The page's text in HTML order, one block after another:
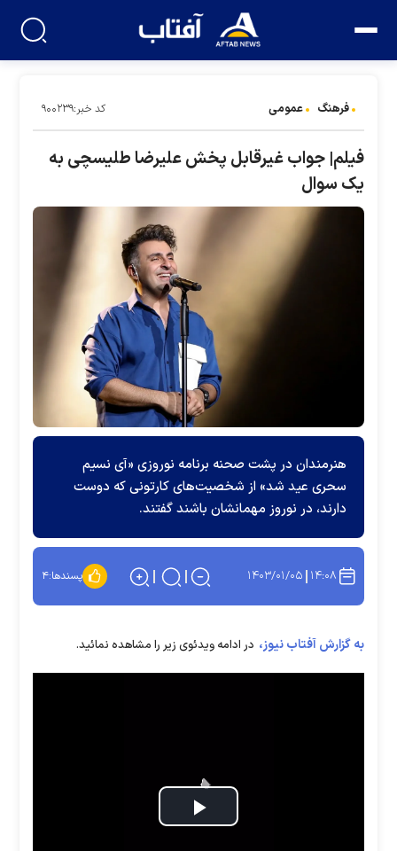
فرهنگ عمومی کد خبر:۹۰۰۲۳۹
فیلم| جواب غیرقابل پخش علیرضا طلیسچی به
یک سوال
هنرمندان در پشت صحنه برنامه نوروزی «آی نسیم
سحری عید شد» از شخصیت‌های کارتونی که دوست
دارند، در نوروز مهمانشان باشند گفتند.
۱۴:۰۸ ۱۴۰۳/۰۱/۰۵ پسندها:۴
به گزارش آفتاب نیوز، در ادامه ویدئوی زیر را مشاهده نمائید.
Play